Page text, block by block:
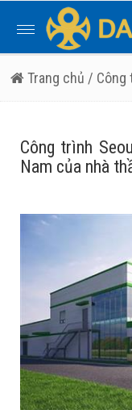
Toggle
navigation
Trang chủ / Công
Công trình
Nam của nhà